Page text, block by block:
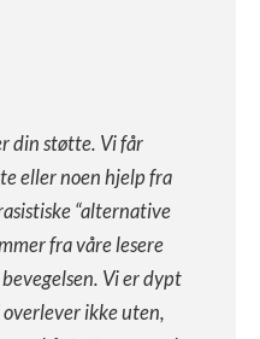
din støtte. Vi får
eller noen hjelp fra
“alternative
fra våre lesere
Vi er dypt
ikke uten,